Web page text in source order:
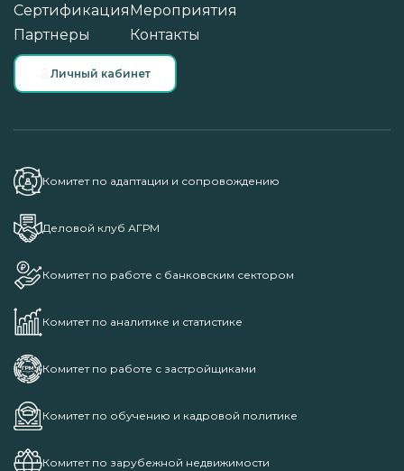
Сертификация
Партнеры
Мероприятия
Контакты
Личный кабинет
Комитет по адаптации и сопровождению
Деловой клуб АГРМ
Комитет по работе с банковским сектором
Комитет по аналитике и статистике
Комитет по работе с застройщиками
Комитет по обучению и кадровой политике
Комитет по зарубежной недвижимости